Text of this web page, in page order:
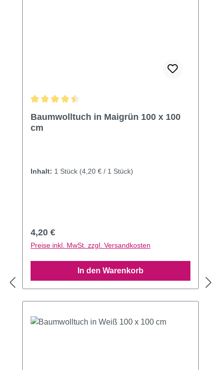
Baumwolltuch in Maigrün 100 x 100
cm
Inhalt: 1 Stück (4,20 € / 1 Stück)
Regulärer Preis:
4,20 €
Preise inkl. MwSt. zzgl. Versandkosten
In den Warenkorb